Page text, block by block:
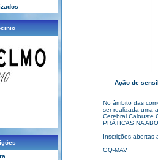
Ação de
No âmbito das
ser realizada uma
Cerebral Calouste
PRÁTICAS NA
Inscrições abertas
GQ-MAV